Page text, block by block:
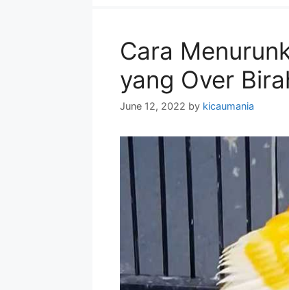
Cara
yang Over
June 12, 2022 by kicaumania